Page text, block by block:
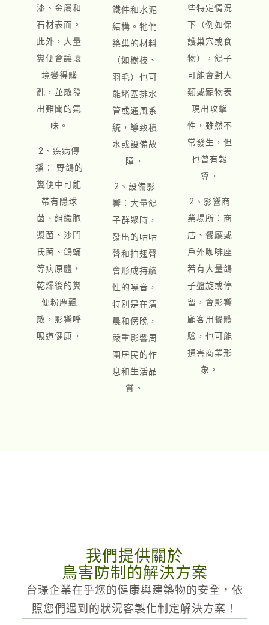
漆、金屬和
石材表面。
此外，大量
糞便會讓環
境變得髒
亂，並散發
出難聞的氣
味。
2、疾病傳
播： 野鴿的
糞便中可能
帶有隱球
菌、組織胞
漿菌、沙門
氏菌、鴿蟎
等病原體，
乾燥後的糞
便粉塵飄
散，影響呼
吸道健康。
鐵件和水泥
結構。牠們
築巢的材料
（如樹枝、
羽毛）也可
能堵塞排水
管或通風系
統，導致積
水或設備故
障。
2、設備影
響：大量鴿
子群聚時，
發出的咕咕
聲和拍翅聲
會形成持續
性的噪音，
特別是在清
晨和傍晚，
嚴重影響周
圍居民的作
息和生活品
質。
些特定情況
下（例如保
護巢穴或食
物），鴿子
可能會對人
類或寵物表
現出攻擊
性，雖然不
常發生，但
也曾有報
導。
2、影響商
業場所：商
店、餐廳或
戶外咖啡座
若有大量鴿
子盤旋或停
留，會影響
顧客用餐體
驗，也可能
損害商業形
象。
我們提供關於
鳥害防制的解決方案
台璟企業在乎您的健康與建築物的安全，依
照您們遇到的狀況客製化制定解決方案！